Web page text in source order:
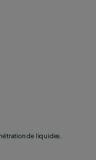
de liquides.